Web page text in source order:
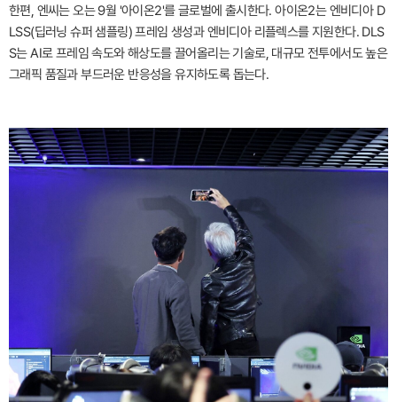
한편, 엔씨는 오는 9월 '아이온2'를 글로벌에 출시한다. 아이온2는 엔비디아 D
LSS(딥러닝 슈퍼 샘플링) 프레임 생성과 엔비디아 리플렉스를 지원한다. DLS
S는 AI로 프레임 속도와 해상도를 끌어올리는 기술로, 대규모 전투에서도 높은
그래픽 품질과 부드러운 반응성을 유지하도록 돕는다.